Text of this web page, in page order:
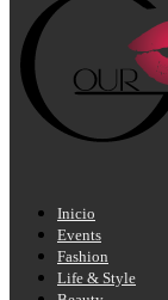
Inicio
Events
Fashion
Life & Style